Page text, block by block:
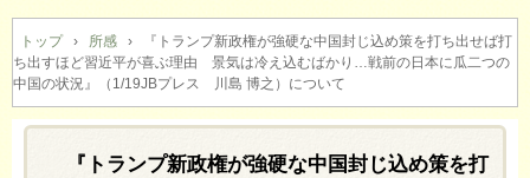
コ
ン
テ
ン
トップ › 所感 ›
『トランプ新政権が強硬な中国封じ込め策を打ち出せば打
ち出すほど習近平が喜ぶ理由 景気は冷え込むばかり…戦前の日本に瓜二つの
中国の状況』（1/19JBプレス 川島 博之）について
『トランプ新政権が強硬な中国封じ込め策を打